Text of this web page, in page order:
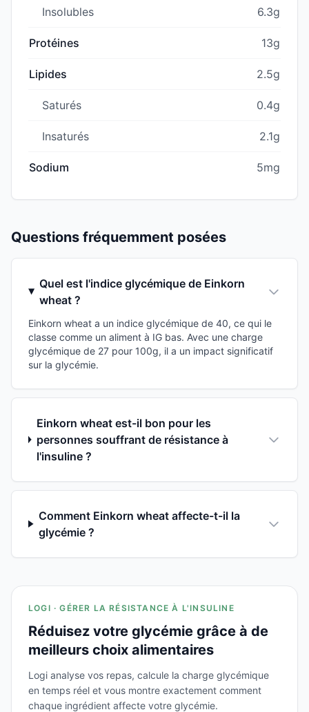
Insolubles 6.3g
Protéines 13g
Lipides 2.5g
Saturés 0.4g
Insaturés 2.1g
Sodium 5mg
Questions fréquemment posées
Quel est l'indice glycémique de Einkorn
wheat ?
Einkorn wheat a un indice glycémique de 40, ce qui le
classe comme un aliment à IG bas. Avec une charge
glycémique de 27 pour 100g, il a un impact significatif
sur la glycémie.
Einkorn wheat est-il bon pour les
personnes souffrant de résistance à
l'insuline ?
Comment Einkorn wheat affecte-t-il la
glycémie ?
LOGI · GÉRER LA RÉSISTANCE À L'INSULINE
Réduisez votre glycémie grâce à de
meilleurs choix alimentaires
Logi analyse vos repas, calcule la charge glycémique
en temps réel et vous montre exactement comment
chaque ingrédient affecte votre glycémie.